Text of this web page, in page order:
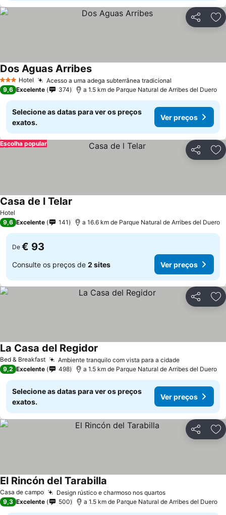
Partilhar
3 EstrelasHotel Acesso a uma adega subterrânea tradicional
Dos Aguas Arribes
9,6 Excelente 374 a 1.5 km de Parque Natural de Arribes del Duero
Selecione as datas para ver os preços
exatos.
Ver preços
Partilhar
Escolha popular
Hotel
Casa de l Telar
9,6 Excelente 141 a 16.6 km de Parque Natural de Arribes del Duero
De € 93
Consulte os preços de 2 sites Ver preços
Partilhar
Bed & Breakfast Ambiente tranquilo com vista para a cidade
La Casa del Regidor
9,2 Excelente 498 a 1.5 km de Parque Natural de Arribes del Duero
Selecione as datas para ver os preços
exatos.
Ver preços
Partilhar
Casa de campo Design rústico e charmoso nos quartos
El Rincón del Tarabilla
9,3 Excelente 500 a 1.5 km de Parque Natural de Arribes del Duero